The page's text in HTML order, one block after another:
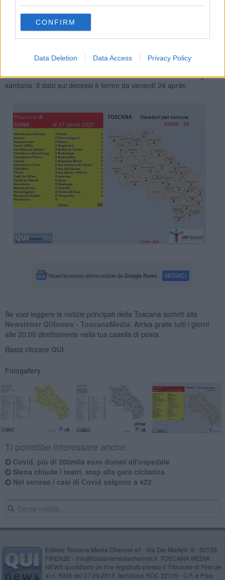
CONFIRM
Data Deletion Data Access Privacy Policy
Tornando ai dati provinciali, sarebbero 26 le morti legate al
coronavirus avvenute nel territorio senese dall’inizio dell’emergenza
sanitaria. Il dato sui decessi è fermo da venerdì 24 aprile.
Se vuoi leggere le notizie principali della Toscana iscriviti alla
Newsletter QUInews - ToscanaMedia. Arriva gratis tutti i giorni
alle 20:00 direttamente nella tua casella di posta.
Basta cliccare QUI
Fotogallery
Ti potrebbe interessare anche:
Covid, più di 200mila euro donati all'ospedale
Siena chiude i teatri, stop alla gara ciclistica
Nel senese i casi di Covid salgono a 422
Editore Toscana Media Channel srl - Via Dei Martelli, 8 - 50129
FIRENZE - info@toscanamediachannel.it. TOSCANA MEDIA
NEWS quotidiano on line registrato presso il Tribunale di Firenze
al n. 5935 del 27.09.2013. Iscrizione ROC 22105 - C.F. e P.Iva